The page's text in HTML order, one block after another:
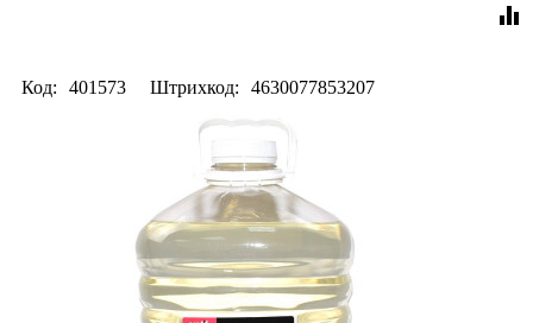
equalizer
Код: 401573 Штрихкод: 4630077853207